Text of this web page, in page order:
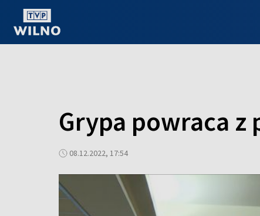
Grypa powraca z
08.12.2022, 17:54